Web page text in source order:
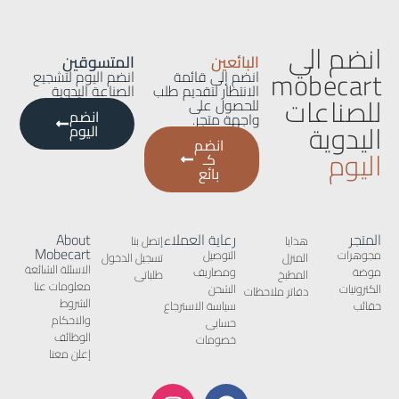
انضم الي
mobecart
للصناعات
اليدوية
اليوم
البائعين
انضم إلى قائمة
الانتظار لتقديم طلب
للحصول على
واجهة متجر.
انضم
كـ
بائع
المتسوقين
انضم اليوم لتشجيع
الصناعة اليدوية
انضم
اليوم
المتجر
مجوهرات
موضة
الكترونيات
حقائب
هدايا
المنزل
المطبخ
دفاتر ملاحظات
رعاية العملاء
التوصيل
ومصاريف
الشحن
سياسة الاسترجاع
حسابى
خصومات
إتصل بنا
تسجيل الدخول
طلباتى
About
Mobecart
الاسئلة الشائعة
معلومات عنا
الشروط
والاحكام
الوظائف
إعلن معنا